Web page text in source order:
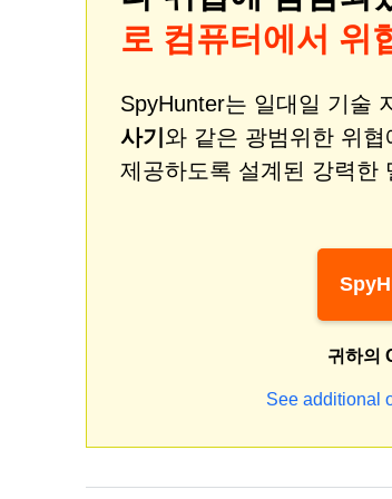
로 컴퓨터에서 위
SpyHunter는 일대일 기술
사기 와 같은 광범위한 위
제공하도록 설계된 강력한
귀하의
See additional